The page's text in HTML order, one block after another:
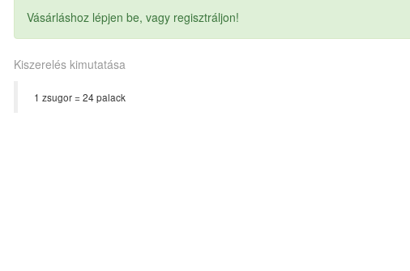
Vásárláshoz lépjen be, vagy regisztráljon!
Kiszerelés kimutatása
1 zsugor = 24 palack